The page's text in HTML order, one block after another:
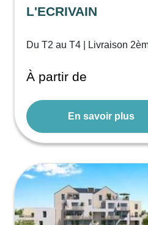
L'ECRIVAIN
Du T2 au T4 | Livraison
À partir de
En savoir plus